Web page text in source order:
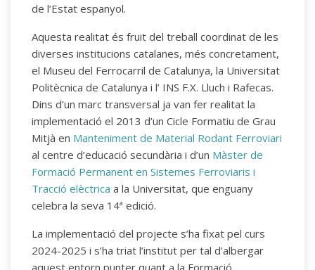
de l’Estat espanyol.
Aquesta realitat és fruit del treball coordinat de les
diverses institucions catalanes, més concretament,
el Museu del Ferrocarril de Catalunya, la Universitat
Politècnica de Catalunya i l’ INS F.X. Lluch i Rafecas.
Dins d’un marc transversal ja van fer realitat la
implementació el 2013 d’un Cicle Formatiu de Grau
Mitjà en Manteniment de Material Rodant Ferroviari
al centre d’educació secundària i d’un Màster de
Formació Permanent en Sistemes Ferroviaris i
Tracció elèctrica a la Universitat, que enguany
celebra la seva 14ª edició.
La implementació del projecte s’ha fixat pel curs
2024-2025 i s’ha triat l’institut per tal d’albergar